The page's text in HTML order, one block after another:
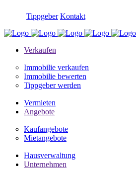
Tippgeber Kontakt
Verkaufen
Immobilie verkaufen
Immobilie bewerten
Tippgeber werden
Vermieten
Angebote
Kaufangebote
Mietangebote
Hausverwaltung
Unternehmen